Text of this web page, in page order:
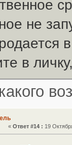
не
в
«Ответ #14 : 19